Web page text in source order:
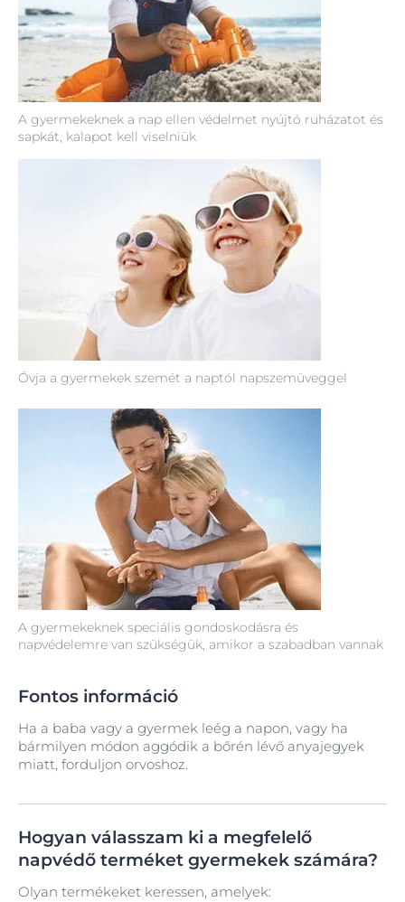
A gyermekeknek a nap ellen védelmet nyújtó ruházatot és
sapkát, kalapot kell viselniük
Óvja a gyermekek szemét a naptól napszemüveggel
A gyermekeknek speciális gondoskodásra és
napvédelemre van szükségük, amikor a szabadban vannak
Fontos információ
Ha a baba vagy a gyermek leég a napon, vagy ha
bármilyen módon aggódik a bőrén lévő anyajegyek
miatt, forduljon orvoshoz.
Hogyan válasszam ki a megfelelő
napvédő terméket gyermekek számára?
Olyan termékeket keressen, amelyek: